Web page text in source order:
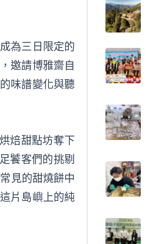
為三日限定的
邀請博雅齋自
味譜變化與聽
焙甜點坊奪下
饕客們的挑剔
見的甜燒餅中
片島嶼上的純